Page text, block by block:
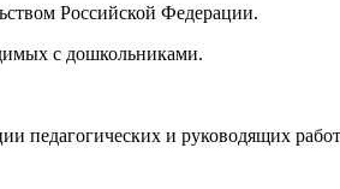
Российской Федерации.
с дошкольниками.
педагогических и руководящих